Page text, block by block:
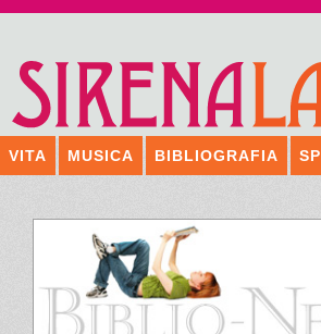
VITA MUSICA BIBLIOGRAFIA